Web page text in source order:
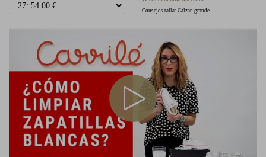
Consejos talla: Calzan grande